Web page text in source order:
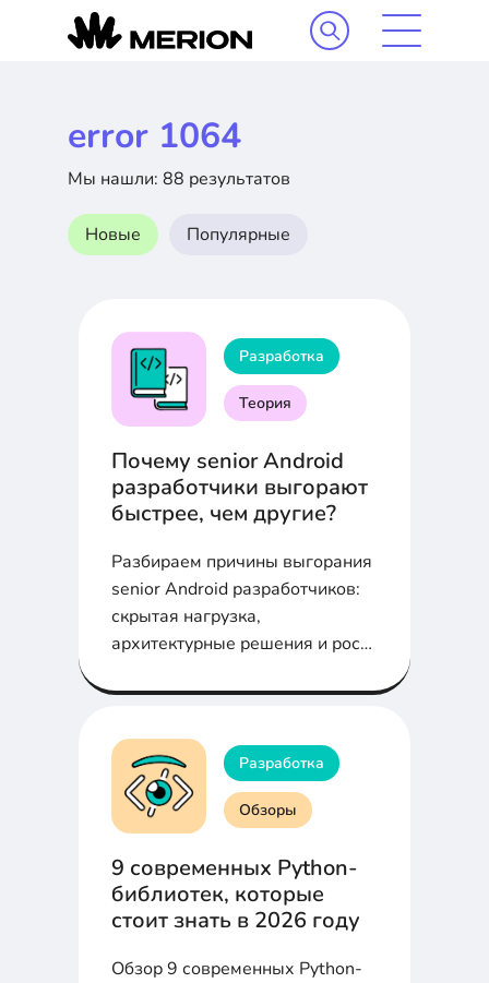
error 1064
Мы нашли: 88 результатов
Новые Популярные
Разработка
Теория
Почему senior Android
разработчики выгорают
быстрее, чем другие?
Разбираем причины выгорания
senior Android разработчиков:
скрытая нагрузка,
архитектурные решения и рост
Разработка
Обзоры
9 современных Python-
библиотек, которые
стоит знать в 2026 году
Обзор 9 современных Python-